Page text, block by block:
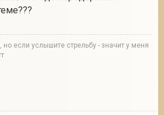
если услышите стрельбу - значит у меня